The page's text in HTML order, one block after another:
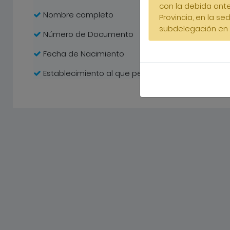
Nombre completo
Número de Documento
Fecha de Nacimiento
Establecimiento al que pertenece
con la debida
Provincia, en la
subdelegación